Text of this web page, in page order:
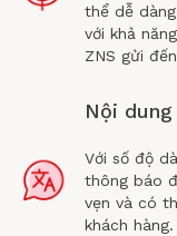
thể dễ
với khả
ZNS gửi
Nội
Với số độ
thông báo
vẹn và có
khách